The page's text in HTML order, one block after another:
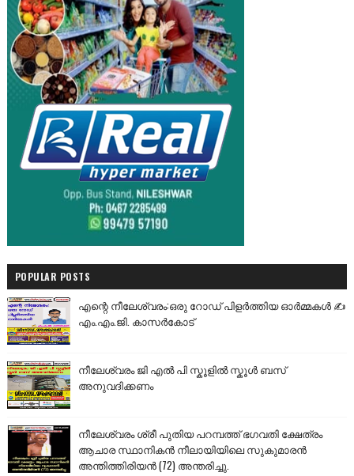
POPULAR POSTS
എന്റെ നീലേശ്വരം:ഒരു റോഡ് പിളർത്തിയ ഓർമ്മകൾ ✍️
എം.എം.ജി. കാസർകോട്
നീലേശ്വരം ജി എൽ പി സ്കൂളിൽ സ്കൂൾ ബസ്
അനുവദിക്കണം
നീലേശ്വരം ശ്രീ പുതിയ പറമ്പത്ത് ഭഗവതി ക്ഷേത്രം
ആചാര സ്ഥാനികൻ നീലായിയിലെ സുകുമാരൻ
അന്തിത്തിരിയൻ (72) അന്തരിച്ചു.